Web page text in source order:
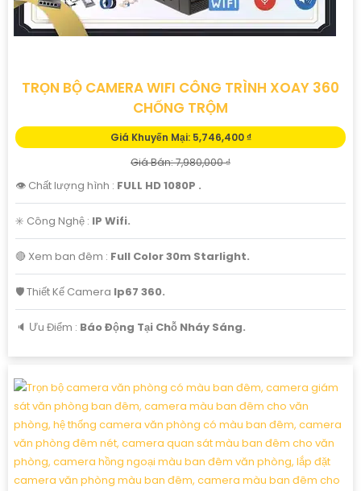
TRỌN BỘ CAMERA WIFI CÔNG TRÌNH XOAY 360
CHỐNG TRỘM
Giá Khuyến Mại: 5,746,400 ₫
Giá Bán: 7,980,000 ₫
👁 Chất lượng hình : FULL HD 1080P .
✳️ Công Nghệ : IP Wifi.
🔴 Xem ban đêm : Full Color 30m Starlight.
🛡 Thiết Kế Camera Ip67 360.
️🔈 Ưu Điểm : Báo Động Tại Chỗ Nháy Sáng.